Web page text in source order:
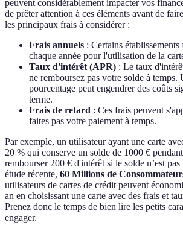
peuvent considérablement impacter vos
de prêter attention à ces éléments avant de
les principaux frais à considérer :
Frais annuels : Certains
chaque année pour l'utilisation de la
Taux d'intérêt (APR) : Le taux
ne remboursez pas votre solde à temps.
pourcentage peut engendrer des coûts
terme.
Frais de retard : Ces frais peuvent
faites pas votre paiement à temps.
Par exemple, un utilisateur ayant une carte
20 % qui conserve un solde de 1000 €
rembourser 200 € d'intérêt si le solde n’est
étude récente, 60 Millions de
utilisateurs de cartes de crédit peuvent
an en choisissant une carte avec des frais et
Prenez donc le temps de bien lire les petits
engager.